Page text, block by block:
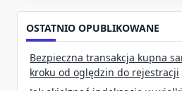
OSTATNIO OPUBLIKOWANE
Bezpieczna transakcja kupna
kroku od oględzin do rejestracji